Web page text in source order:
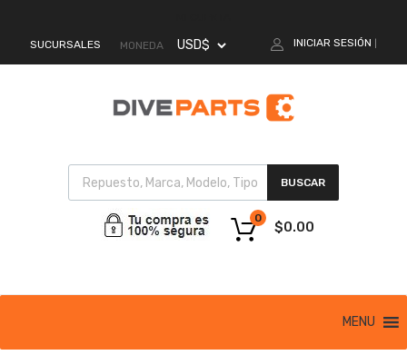
SUCURSALES MONEDA INICIAR SESIÓN
BUSCAR
$0.00
0
MENU